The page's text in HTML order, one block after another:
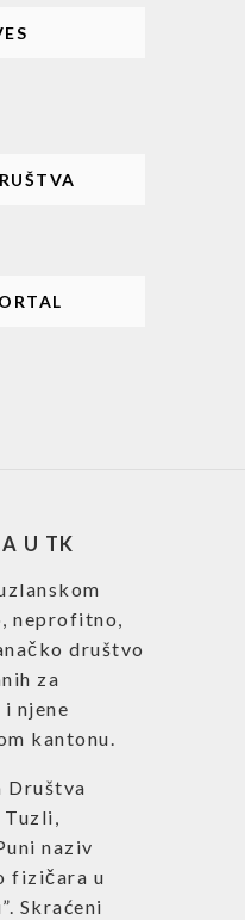
U TK
neprofitno,
društvo
za
njene
kantonu.
Društva
Tuzli,
naziv
fizičara u
Skraćeni